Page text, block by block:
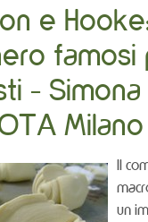
e
famosi
- Simona
Milano
Il
un